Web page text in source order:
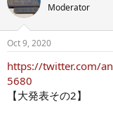
Moderator
Oct 9, 2020
https://twitter.com/
5680
【大発表その2】